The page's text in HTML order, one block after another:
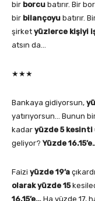
bir borcu batırır. Bir
bir bilançoyu batırır.
şirket yüzlerce kişiyi
atsın da…
★★★
Bankaya gidiyorsun,
yatırıyorsun… Bunun
kadar yüzde 5 kesinti
geliyor? Yüzde
Faizi yüzde 19’a
olarak yüzde 15
16.15’e… Ha yüzde 17,